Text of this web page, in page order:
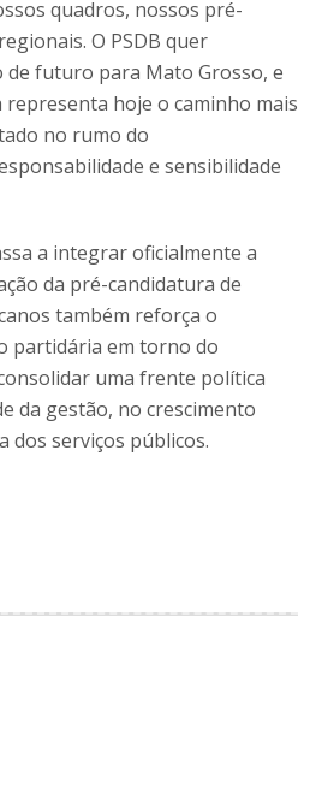
quadros, nossos pré-
O PSDB quer
futuro para Mato Grosso, e
hoje o caminho mais
no rumo do
e sensibilidade
a integrar oficialmente a
da pré-candidatura de
também reforça o
partidária em torno do
uma frente política
da gestão, no crescimento
dos serviços públicos.